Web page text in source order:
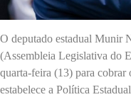
O deputado estadual Munir
(Assembleia Legislativa do
quarta-feira (13) para
estabelece a Política